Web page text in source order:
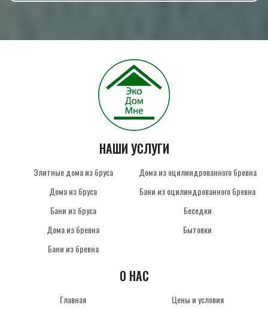
НАШИ УСЛУГИ
Элитные дома из бруса
Дома из бруса
Бани из бруса
Дома из бревна
Бани из бревна
Дома из оцилиндрованного бревна
Бани из оцилиндрованного бревна
Беседки
Бытовки
О НАС
Главная
Цены и условия